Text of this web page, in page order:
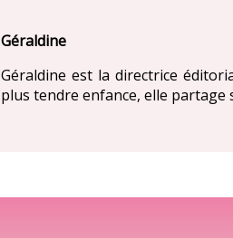
Géraldine
Géraldine est la directrice
plus tendre enfance, elle